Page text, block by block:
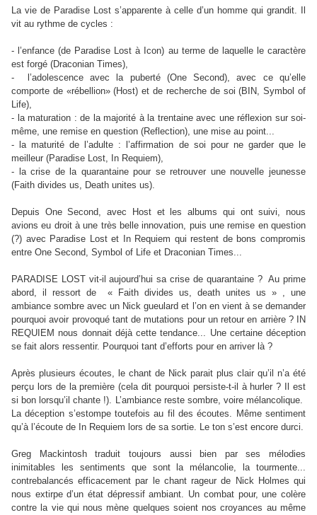
La vie de Paradise Lost s’apparente à celle d’un homme qui grandit. Il
vit au rythme de cycles :
- l’enfance (de Paradise Lost à Icon) au terme de laquelle le caractère
est forgé (Draconian Times),
- l’adolescence avec la puberté (One Second), avec ce qu’elle
comporte de «rébellion» (Host) et de recherche de soi (BIN, Symbol of
Life),
- la maturation : de la majorité à la trentaine avec une réflexion sur soi-
même, une remise en question (Reflection), une mise au point...
- la maturité de l’adulte : l’affirmation de soi pour ne garder que le
meilleur (Paradise Lost, In Requiem),
- la crise de la quarantaine pour se retrouver une nouvelle jeunesse
(Faith divides us, Death unites us).
Depuis One Second, avec Host et les albums qui ont suivi, nous
avions eu droit à une très belle innovation, puis une remise en question
(?) avec Paradise Lost et In Requiem qui restent de bons compromis
entre One Second, Symbol of Life et Draconian Times...
PARADISE LOST vit-il aujourd’hui sa crise de quarantaine ? Au prime
abord, il ressort de « Faith divides us, death unites us » , une
ambiance sombre avec un Nick gueulard et l’on en vient à se demander
pourquoi avoir provoqué tant de mutations pour un retour en arrière ? IN
REQUIEM nous donnait déjà cette tendance... Une certaine déception
se fait alors ressentir. Pourquoi tant d’efforts pour en arriver là ?
Après plusieurs écoutes, le chant de Nick parait plus clair qu’il n’a été
perçu lors de la première (cela dit pourquoi persiste-t-il à hurler ? Il est
si bon lorsqu’il chante !). L’ambiance reste sombre, voire mélancolique.
La déception s’estompe toutefois au fil des écoutes. Même sentiment
qu’à l’écoute de In Requiem lors de sa sortie. Le ton s’est encore durci.
Greg Mackintosh traduit toujours aussi bien par ses mélodies
inimitables les sentiments que sont la mélancolie, la tourmente...
contrebalancés efficacement par le chant rageur de Nick Holmes qui
nous extirpe d’un état dépressif ambiant. Un combat pour, une colère
contre la vie qui nous mène quelques soient nos croyances au même